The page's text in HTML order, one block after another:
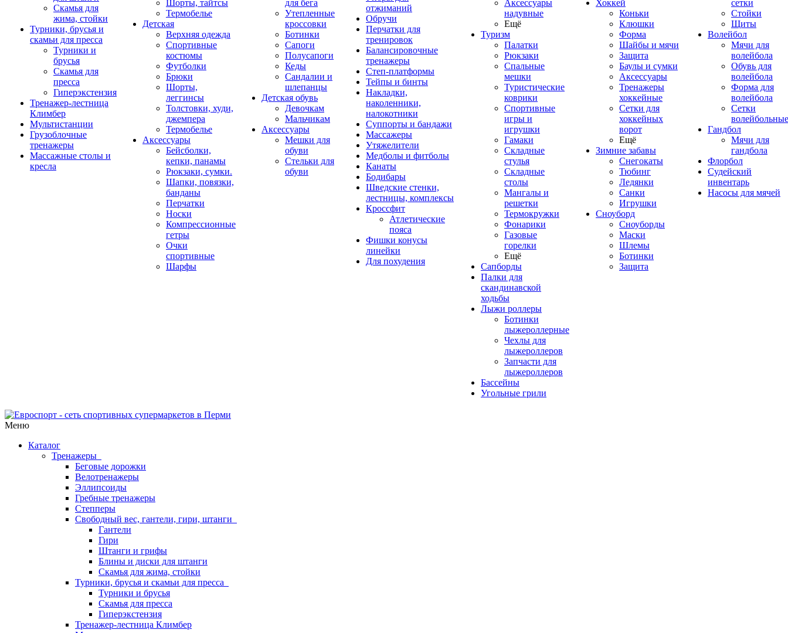
Скамья для
жима, стойки
Турники, брусья и
скамьи для пресса
Турники и
брусья
Скамья для
пресса
Гиперэкстензия
Тренажер-лестница
Климбер
Мультистанции
Грузоблочные
тренажеры
Массажные столы и
кресла
Шорты, тайтсы
Термобелье
Детская
Верхняя одежда
Спортивные
костюмы
Футболки
Брюки
Шорты,
леггинсы
Толстовки, худи,
джемпера
Термобелье
Аксессуары
Бейсболки,
кепки, панамы
Рюкзаки, сумки.
Шапки, повязки,
банданы
Перчатки
Носки
Компрессионные
гетры
Очки
спортивные
Шарфы
для бега
Утепленные
кроссовки
Ботинки
Сапоги
Полусапоги
Кеды
Сандалии и
шлепанцы
Детская обувь
Девочкам
Мальчикам
Аксессуары
Мешки для
обуви
Стельки для
обуви
отжиманий
Обручи
Перчатки для
тренировок
Балансировочные
тренажеры
Степ-платформы
Тейпы и бинты
Накладки,
наколенники,
налокотники
Суппорты и бандажи
Массажеры
Утяжелители
Медболы и фитболы
Канаты
Бодибары
Шведские стенки,
лестницы, комплексы
Кроссфит
Атлетические
пояса
Фишки конусы
линейки
Для похудения
Аксессуары
надувные
Ещё
Туризм
Палатки
Рюкзаки
Спальные
мешки
Туристические
коврики
Спортивные
игры и
игрушки
Гамаки
Складные
стулья
Складные
столы
Мангалы и
решетки
Термокружки
Фонарики
Газовые
горелки
Ещё
Сапборды
Палки для
скандинавской
ходьбы
Лыжи роллеры
Ботинки
лыжероллерные
Чехлы для
лыжероллеров
Запчасти для
лыжероллеров
Бассейны
Угольные грили
Хоккей
Коньки
Клюшки
Форма
Шайбы и мячи
Защита
Баулы и сумки
Аксессуары
Тренажеры
хоккейные
Сетки для
хоккейных
ворот
Ещё
Зимние забавы
Снегокаты
Тюбинг
Ледянки
Санки
Игрушки
Сноуборд
Сноуборды
Маски
Шлемы
Ботинки
Защита
сетки
Стойки
Щиты
Волейбол
Мячи для
волейбола
Обувь для
волейбола
Форма для
волейбола
Сетки
волейбольные
Гандбол
Мячи для
гандбола
Флорбол
Судейский
инвентарь
Насосы для мячей
Меню
Каталог
Тренажеры
Беговые дорожки
Велотренажеры
Эллипсоиды
Гребные тренажеры
Степперы
Свободный вес, гантели, гири, штанги
Гантели
Гири
Штанги и грифы
Блины и диски для штанги
Скамья для жима, стойки
Турники, брусья и скамьи для пресса
Турники и брусья
Скамья для пресса
Гиперэкстензия
Тренажер-лестница Климбер